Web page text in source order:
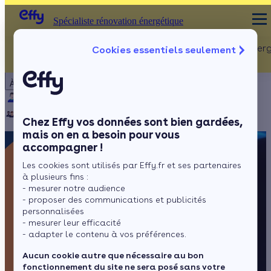
Cookies essentiels seulement
Chez Effy vos données sont bien gardées,
mais on en a besoin pour vous
accompagner !
Les cookies sont utilisés par Effy.fr et ses partenaires
à plusieurs fins :
- mesurer notre audience
- proposer des communications et publicités
personnalisées
- mesurer leur efficacité
- adapter le contenu à vos préférences.
Aucun cookie autre que nécessaire au bon
fonctionnement du site ne sera posé sans votre
À propos
Notre équipe
Rejoignez-nous Presse
Spécialiste rénovation énergétique Rénovation
Murs
Sols
Spécialiste rénovation énergétique